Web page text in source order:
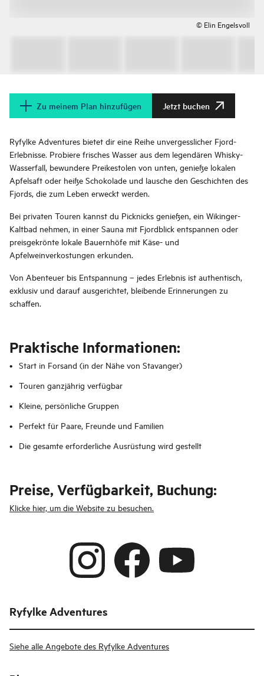
© Elin Engelsvoll
Zu meinem Plan hinzufügen Jetzt buchen
Ryfylke Adventures bietet dir eine Reihe unvergesslicher Fjord-
Erlebnisse. Probiere frisches Wasser aus dem legendären Whisky-
Wasserfall, bewundere Preikestolen von unten, genieße lokalen
Apfelsaft oder heiße Schokolade und lausche den Geschichten des
Fjords, die zum Leben erweckt werden.
Bei privaten Touren kannst du Picknicks genießen, ein Wikinger-
Kaltbad nehmen, in einer Sauna mit Fjordblick entspannen oder
preisgekrönte lokale Bauernhöfe mit Käse- und
Apfelweinverkostungen erkunden.
Von Abenteuer bis Entspannung – jedes Erlebnis ist authentisch,
exklusiv und darauf ausgerichtet, bleibende Erinnerungen zu
schaffen.
Praktische Informationen:
Start in Forsand (in der Nähe von Stavanger)
Touren ganzjährig verfügbar
Kleine, persönliche Gruppen
Perfekt für Paare, Freunde und Familien
Die gesamte erforderliche Ausrüstung wird gestellt
Preise, Verfügbarkeit, Buchung:
Klicke hier, um die Website zu besuchen.
Ryfylke Adventures
Siehe alle Angebote des Ryfylke Adventures